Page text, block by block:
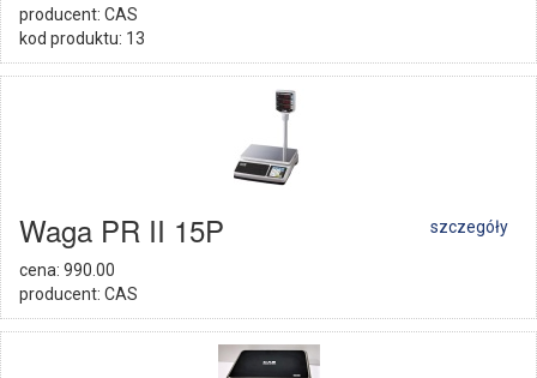
producent: CAS
kod produktu: 13
Waga PR II 15P
cena: 990.00
producent: CAS
szczegóły